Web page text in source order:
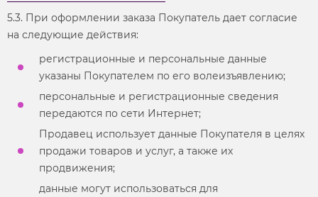
5.3. При оформлении заказа Покупатель дает согласие
на следующие действия:
регистрационные и персональные данные
указаны Покупателем по его волеизъявлению;
персональные и регистрационные сведения
передаются по сети Интернет;
Продавец использует данные Покупателя в целях
продажи товаров и услуг, а также их
продвижения;
данные могут использоваться для